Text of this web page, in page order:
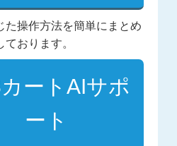
た操作方法を簡単にまとめ
ております。
ートAIサポ
ート